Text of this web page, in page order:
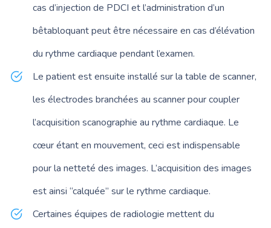
cas d’injection de PDCI et l’administration d’un
bêtabloquant peut être nécessaire en cas d’élévation
du rythme cardiaque pendant l’examen.
Le patient est ensuite installé sur la table de scanner,
les électrodes branchées au scanner pour coupler
l’acquisition scanographie au rythme cardiaque. Le
cœur étant en mouvement, ceci est indispensable
pour la netteté des images. L’acquisition des images
est ainsi “calquée” sur le rythme cardiaque.
Certaines équipes de radiologie mettent du